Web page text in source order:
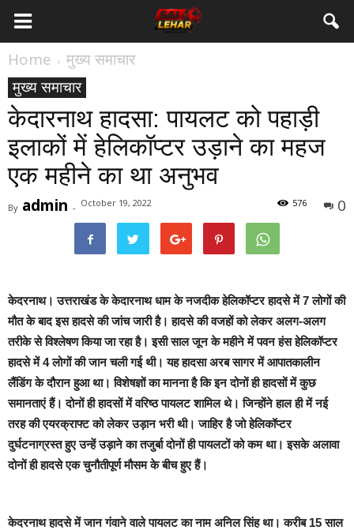
Home
मुख्य समाचार
मुख्य समाचार
केदारनाथ हादसा: पायलट को पहाड़ी
इलाकों में हेलिकॉप्टर उड़ाने का महज
एक महीने का था अनुभव
By admin - October 19, 2022 0
576
केदरनाथ। उत्तराखंड के केदारनाथ धाम के नजदीक हेलिकॉप्टर हादसे में 7 लोगों की
मौत के बाद इस हादसे की जांच जारी है। हादसे की वजहों को लेकर अलग-अलग
तरीके से विश्लेषण किया जा रहा है। इसी साल जून के महीने में पवन हंस हेलिकॉप्टर
हादसे में 4 लोगों की जान चली गई थी। यह हादसा अरब सागर में आपातकालीन
लैंडिंग के दौरान हुआ था। विशेषज्ञों का मानना है कि इन दोनों ही हादसों में कुछ
समानताएं हैं। दोनों ही हादसों में वरिष्ठ पायलट शामिल थे। जिन्होंने हाल ही में नई
तरह की एयरक्राफ्ट को लेकर उड़ान भरी थी। जाहिर है जो हेलिकॉप्टर
दुर्घटनाग्रस्त हुए उन्हें उड़ाने का तजुर्बा दोनों ही पायलटों को कम था। इसके अलावा
दोनों ही हादसे एक चुनौतीपूर्ण मौसम के बीच हुए हैं।
केदरनाथ हादसे में जान गंवाने वाले पायलट का नाम अनिल सिंह था। करीब 15 साल